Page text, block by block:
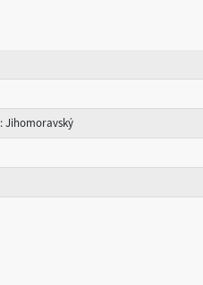
Jihomoravský